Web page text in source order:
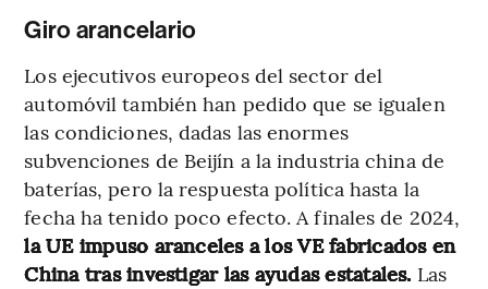
Giro arancelario
Los ejecutivos europeos del sector del
automóvil también han pedido que se igualen
las condiciones, dadas las enormes
subvenciones de Beijín a la industria china de
baterías, pero la respuesta política hasta la
fecha ha tenido poco efecto. A finales de 2024,
la UE impuso aranceles a los VE fabricados en
China tras investigar las ayudas estatales. Las